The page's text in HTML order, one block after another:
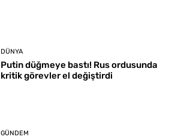
DÜNYA
Putin düğmeye bastı! Rus ordusunda
kritik görevler el değiştirdi
GÜNDEM